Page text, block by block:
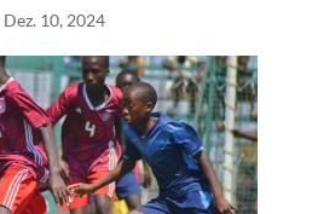
Dez. 10, 2024